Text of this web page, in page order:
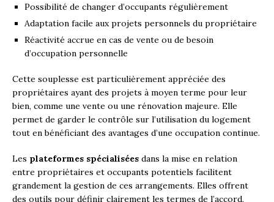
Possibilité de changer d’occupants régulièrement
Adaptation facile aux projets personnels du propriétaire
Réactivité accrue en cas de vente ou de besoin
d’occupation personnelle
Cette souplesse est particulièrement appréciée des
propriétaires ayant des projets à moyen terme pour leur
bien, comme une vente ou une rénovation majeure. Elle
permet de garder le contrôle sur l’utilisation du logement
tout en bénéficiant des avantages d’une occupation continue.
Les plateformes spécialisées dans la mise en relation
entre propriétaires et occupants potentiels facilitent
grandement la gestion de ces arrangements. Elles offrent
des outils pour définir clairement les termes de l’accord,